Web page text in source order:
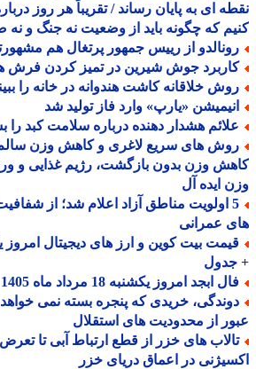
ای به پایان رساند / تقریباً هر روز
که چگونه باید از وضعیت نه جنگ و نه
از رییس جمهور پرتغال هم مشهورتر
جوش شیرین در تمیز کردن فرش ها
خلاقانه کاشت هندوانه در خانه را ببینید
«یارپ» وارد فاز تولید شد
هشدار دهنده درباره سلامت کبد را
های سریع لاغری و کاهش وزن سالم؛
وزن بدون بازگشت، رژیم غذایی و
ایده آل
5 اولویت مناطق آزاد اعلام شد؛ از شفافیت
عمرانی
ابجد امروز یکشنبه 18 مرداد ماه 1405
خریدی که پنجره بسته نمی خواهد!/
از محدودیت های استقلال
های خزر از قطع ارتباط آبی تا تعرض به
در اعماق دریای خزر